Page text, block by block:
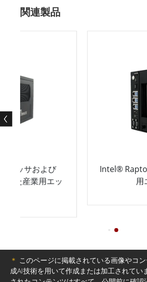
関連製品
Intel® Raptor Lake-S プロ
用エッジAIコン
＊ このページに掲載されている画像やコ
成AI技術を用いて作成または加工されてい